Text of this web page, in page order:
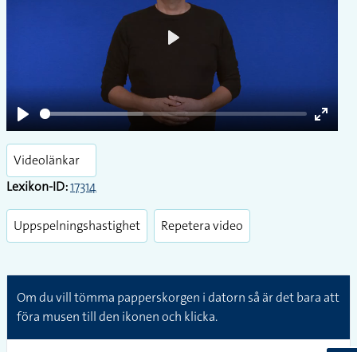
Play
Enter
Videolänkar
Lexikon-ID:17314
Uppspelningshastighet Repetera video
Om du vill tömma papperskorgen i datorn så är det bara att
föra musen till den ikonen och klicka.